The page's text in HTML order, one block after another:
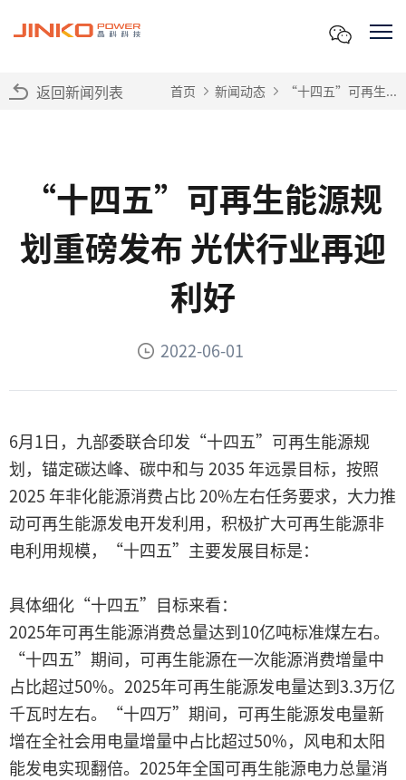
返回新闻列表 首页 新闻动态 “十四五”可再生...
“十四五”可再生能源规
划重磅发布 光伏行业再迎
利好
2022-06-01
6月1日，九部委联合印发“十四五”可再生能源规
划，锚定碳达峰、碳中和与 2035 年远景目标，按照
2025 年非化能源消费占比 20%左右任务要求，大力推
动可再生能源发电开发利用，积极扩大可再生能源非
电利用规模，“十四五”主要发展目标是：
具体细化“十四五”目标来看：
2025年可再生能源消费总量达到10亿吨标准煤左右。
“十四五”期间，可再生能源在一次能源消费增量中
占比超过50%。2025年可再生能源发电量达到3.3万亿
千瓦时左右。“十四万”期间，可再生能源发电量新
增在全社会用电量增量中占比超过50%，风电和太阳
能发电实现翻倍。2025年全国可再生能源电力总量消